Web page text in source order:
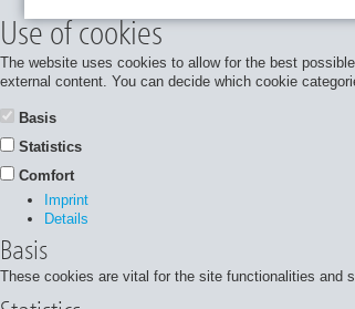
Use of cookies
The website uses cookies to allow for the best
external content. You can decide which cookie
Basis
Statistics
Comfort
Imprint
Details
Basis
These cookies are vital for the site functionalities and